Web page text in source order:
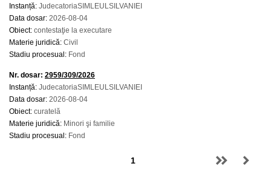
Instanță: JudecatoriaSIMLEULSILVANIEI
Data dosar: 2026-08-04
Obiect: contestaţie la executare
Materie juridică: Civil
Stadiu procesual: Fond
Nr. dosar: 2959/309/2026
Instanță: JudecatoriaSIMLEULSILVANIEI
Data dosar: 2026-08-04
Obiect: curatelă
Materie juridică: Minori şi familie
Stadiu procesual: Fond